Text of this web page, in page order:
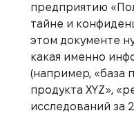
предприятию
тайне и
этом документе
какая именно
(например, «база
продукта XYZ»,
исследований за